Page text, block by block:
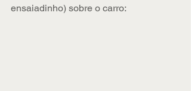
ensaiadinho) sobre o carro: